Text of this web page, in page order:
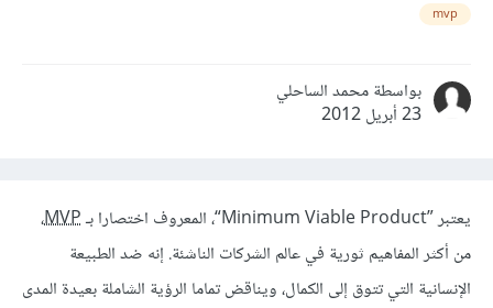
mvp
بواسطة محمد الساحلي
23 أبريل 2012
يعتبر ”Minimum Viable Product“، المعروف اختصارا بـ MVP،
من أكثر المفاهيم ثورية في عالم الشركات الناشئة. إنه ضد الطبيعة
الإنسانية التي تتوق إلى الكمال، ويناقض تماما الرؤية الشاملة بعيدة المدى